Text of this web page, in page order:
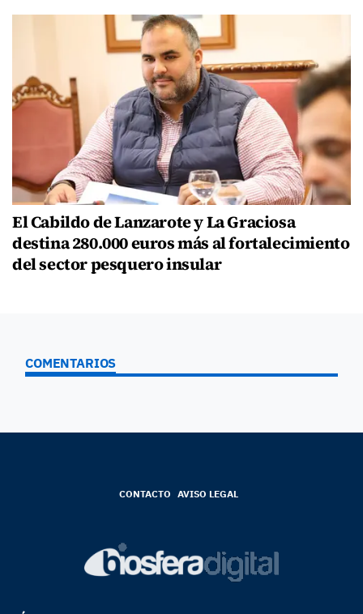
El Cabildo de Lanzarote y La Graciosa
destina 280.000 euros más al fortalecimiento
del sector pesquero insular
COMENTARIOS
CONTACTO AVISO LEGAL